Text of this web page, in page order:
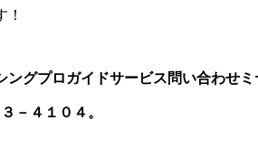
！
ングプロガイドサービス問い合わせミ
－４１０４。